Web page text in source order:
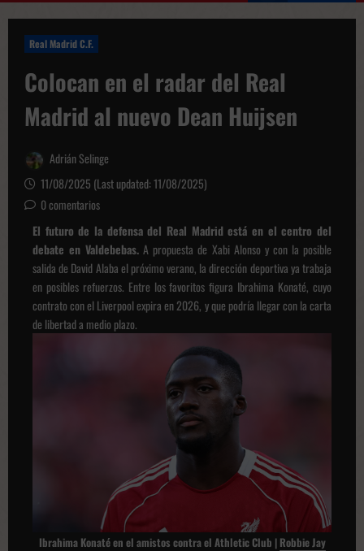
Real Madrid C.F.
Colocan en el radar del Real
Madrid al nuevo Dean Huijsen
Adrián Selinge
11/08/2025 (Last updated: 11/08/2025)
0 comentarios
El futuro de la defensa del Real Madrid está en el centro del
debate en Valdebebas. A propuesta de Xabi Alonso y con la posible
salida de David Alaba el próximo verano, la dirección deportiva ya trabaja
en posibles refuerzos. Entre los favoritos figura Ibrahima Konaté, cuyo
contrato con el Liverpool expira en 2026, y que podría llegar con la carta
de libertad a medio plazo.
Ibrahima Konaté en el amistos contra el Athletic Club | Robbie Jay